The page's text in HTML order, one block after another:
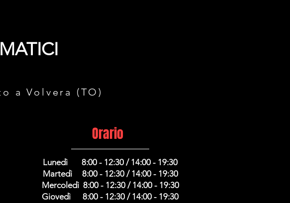
a Volvera (TO)
Orario
Lunedì 8:00 - 12:30 / 14:00 - 19:30
Martedì 8:00 - 12:30 / 14:00 - 19:30
Mercoledì 8:00 - 12:30 / 14:00 - 19:30
Giovedì 8:00 - 12:30 / 14:00 - 19:30